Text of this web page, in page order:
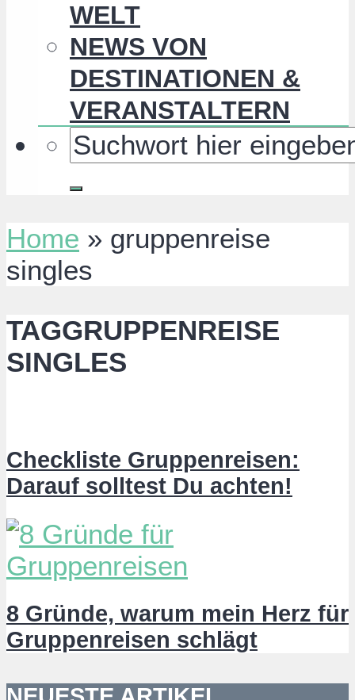
WELT
NEWS VON
DESTINATIONEN &
VERANSTALTERN
Home » gruppenreise
singles
TAGGRUPPENREISE
SINGLES
Checkliste Gruppenreisen:
Darauf solltest Du achten!
8 Gründe, warum mein Herz für
Gruppenreisen schlägt